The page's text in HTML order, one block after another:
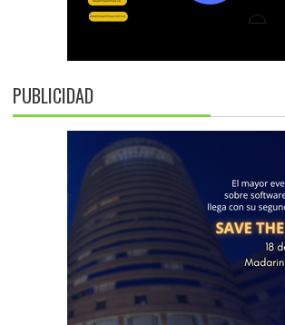
PUBLICIDAD